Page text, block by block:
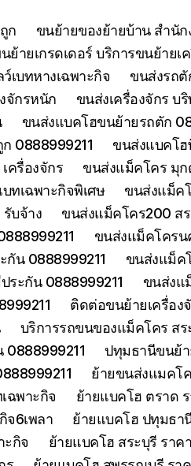
ก
ขนย้ายของย้ายบ้าน สำนั
ย้ายเกรดเดอร์ บริการขนย้าย
บทหางเฉพาะกิจ
ขนส่งรถตั
จักรหนัก
ขนส่งเครื่องจักร บ
ขนส่งแบคโฮขนย้ายรถตัก
0888999211
ขนส่งแบคโฮ
ครื่องจักร
ขนส่งแม็คโคร มุก
ทเฉพาะกิจพิเศษ
ขนส่งแม็ค
บจ้าง
ขนส่งแม็คโคร200 ส
ขนส่งแม็คโครน
น 0888999211
ขนส่งแม็ค
ระกัน 0888999211
ขนส่งแ
ติดต่อขนย้ายเครื่อง
บริการรถขนของแม็คโคร ส
ปทุมธานีขนย้
ย้ายขนส่งแมคโ
ฉพาะกิจ
ย้ายแบคโฮ ตราด
จ6เพลา
ย้ายแบคโฮ ปทุมธา
ะกิจ
ย้ายแบคโฮ สระบุรี ราค